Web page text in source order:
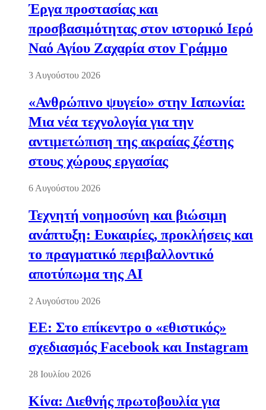
Έργα προστασίας και
προσβασιμότητας στον ιστορικό Ιερό
Ναό Αγίου Ζαχαρία στον Γράμμο
3 Αυγούστου 2026
«Ανθρώπινο ψυγείο» στην Ιαπωνία:
Μια νέα τεχνολογία για την
αντιμετώπιση της ακραίας ζέστης
στους χώρους εργασίας
6 Αυγούστου 2026
Τεχνητή νοημοσύνη και βιώσιμη
ανάπτυξη: Ευκαιρίες, προκλήσεις και
το πραγματικό περιβαλλοντικό
αποτύπωμα της AI
2 Αυγούστου 2026
ΕΕ: Στο επίκεντρο ο «εθιστικός»
σχεδιασμός Facebook και Instagram
28 Ιουλίου 2026
Κίνα: Διεθνής πρωτοβουλία για